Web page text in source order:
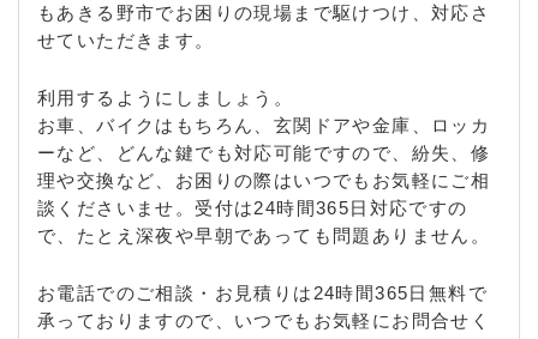
もあきる野市でお困りの現場まで駆けつけ、対応さ
せていただきます。
利用するようにしましょう。
お車、バイクはもちろん、玄関ドアや金庫、ロッカ
ーなど、どんな鍵でも対応可能ですので、紛失、修
理や交換など、お困りの際はいつでもお気軽にご相
談くださいませ。受付は24時間365日対応ですの
で、たとえ深夜や早朝であっても問題ありません。
お電話でのご相談・お見積りは24時間365日無料で
承っておりますので、いつでもお気軽にお問合せく